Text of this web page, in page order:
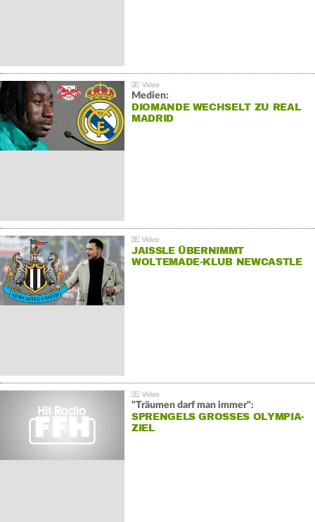
Medien:
DIOMANDE WECHSELT ZU REAL
MADRID
JAISSLE ÜBERNIMMT
WOLTEMADE-KLUB NEWCASTLE
"Träumen darf man immer":
SPRENGELS GROSSES OLYMPIA-Z
IEL